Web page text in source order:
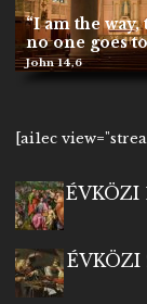
“I am the
no one goes
John 14,6
[ai1ec
ÉVKÖZI
ÉVKÖZI